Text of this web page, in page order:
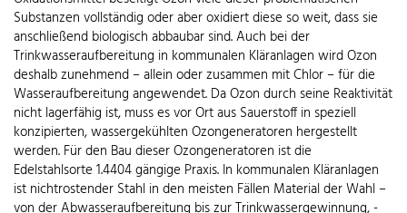
Substanzen vollständig oder aber oxidiert diese so weit, dass sie
anschließend biologisch abbaubar sind. Auch bei der
Trinkwasseraufbereitung in kommunalen Kläranlagen wird Ozon
deshalb zunehmend – allein oder zusammen mit Chlor – für die
Wasseraufbereitung angewendet. Da Ozon durch seine Reaktivität
nicht lagerfähig ist, muss es vor Ort aus Sauerstoff in speziell
konzipierten, wassergekühlten Ozongeneratoren hergestellt
werden. Für den Bau dieser Ozongeneratoren ist die
Edelstahlsorte 1.4404 gängige Praxis. In kommunalen Kläranlagen
ist nichtrostender Stahl in den meisten Fällen Material der Wahl –